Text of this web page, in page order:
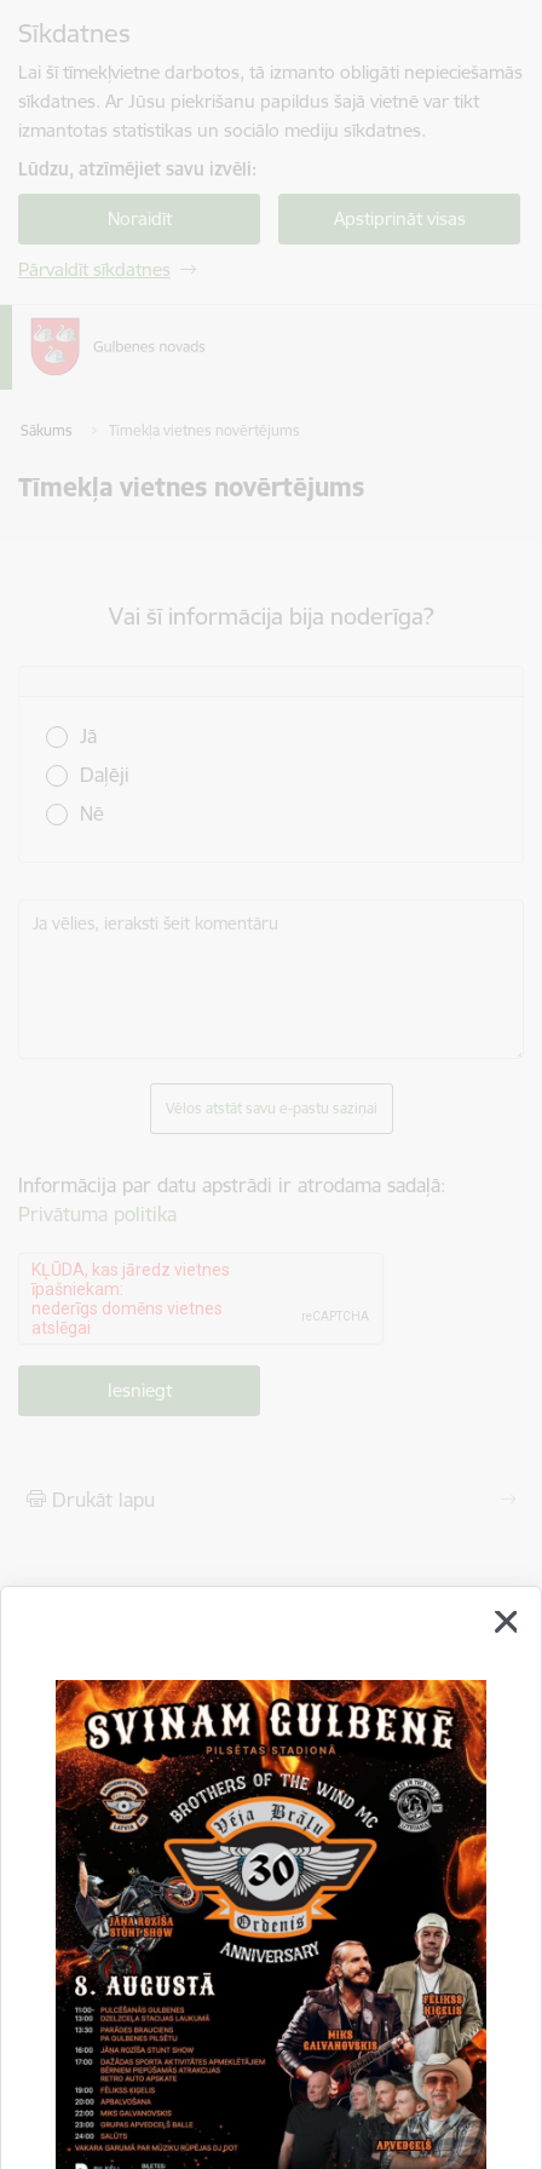
Sīkdatnes
Lai šī tīmekļvietne darbotos, tā izmanto obligāti nepieciešamās
sīkdatnes. Ar Jūsu piekrišanu papildus šajā vietnē var tikt
izmantotas statistikas un sociālo mediju sīkdatnes.
Lūdzu, atzīmējiet savu izvēli:
Noraidīt Apstiprināt visas
Pārvaldīt sīkdatnes
Sākums Tīmekļa vietnes novērtējums
Tīmekļa vietnes novērtējums
Vai šī informācija bija noderīga?
Jā
Daļēji
Nē
Ja vēlies, ieraksti šeit komentāru
Vēlos atstāt savu e-pastu saziņai
Informācija par datu apstrādi ir atrodama sadaļā:
Privātuma politika
Drukāt lapu
Vai šī informācija bija noderīga?
Sniegt atsauksmi
Esi pirmais, kurš uzzina!